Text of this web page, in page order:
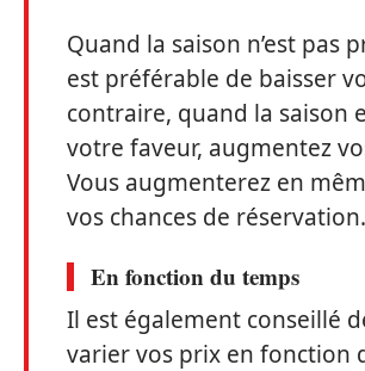
Quand la saison n’est pas
est préférable de baisser
contraire, quand la saison
votre faveur, augmentez
Vous augmenterez en
vos chances de réservation.
En fonction du temps
Il est également conseillé
varier vos prix en fonction